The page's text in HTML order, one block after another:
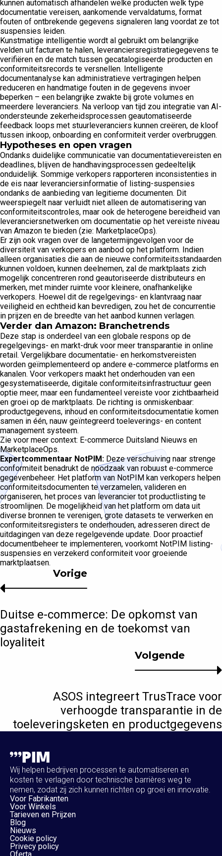
kunnen automatisch afhandelen welke producten welk type
documentatie vereisen, aankomende vervaldatums, format
fouten of ontbrekende gegevens signaleren lang voordat ze tot
suspensies leiden.
Kunstmatige intelligentie wordt al gebruikt om belangrijke
velden uit facturen te halen, leveranciersregistratiegegevens te
verifiëren en de match tussen gecatalogiseerde producten en
conformiteitsrecords te versnellen. Intelligente
documentanalyse kan administratieve vertragingen helpen
reduceren en handmatige fouten in de gegevens invoer
beperken – een belangrijke zwakte bij grote volumes en
meerdere leveranciers. Na verloop van tijd zou integratie van AI-
ondersteunde zekerheidsprocessen geautomatiseerde
feedback loops met stuurleveranciers kunnen creëren, de kloof
tussen inkoop, onboarding en conformiteit verder overbruggen.
Hypotheses en open vragen
Ondanks duidelijke communicatie van documentatievereisten en
deadlines, blijven de handhavingsprocessen gedeeltelijk
onduidelijk. Sommige verkopers rapporteren inconsistenties in
de eis naar leveranciersinformatie of listing-suspensies
ondanks de aanbieding van legitieme documenten. Dit
weerspiegelt naar verluidt niet alleen de automatisering van
conformiteitscontroles, maar ook de heterogene bereidheid van
leveranciersnetwerken om documentatie op het vereiste niveau
van Amazon te bieden (zie: MarketplaceOps).
Er zijn ook vragen over de langetermijngevolgen voor de
diversiteit van verkopers en aanbod op het platform. Indien
alleen organisaties die aan de nieuwe conformiteitsstandaarden
kunnen voldoen, kunnen deelnemen, zal de marktplaats zich
mogelijk concentreren rond geautoriseerde distributeurs en
merken, met minder ruimte voor kleinere, onafhankelijke
verkopers. Hoewel dit de regelgevings- en klantvraag naar
veiligheid en echtheid kan bevredigen, zou het de concurrentie
in prijzen en de breedte van het aanbod kunnen verlagen.
Verder dan Amazon: Branchetrends
Deze stap is onderdeel van een globale respons op de
regelgevings- en markt-druk voor meer transparantie in online
retail. Vergelijkbare documentatie- en herkomstvereisten
worden geïmplementeerd op andere e-commerce platforms en
kanalen. Voor verkopers maakt het onderhouden van een
gesystematiseerde, digitale conformiteitsinfrastructuur geen
optie meer, maar een fundamenteel vereiste voor zichtbaarheid
en groei op de marktplaats. De richting is onmiskenbaar:
productgegevens, inhoud en conformiteitsdocumentatie komen
samen in één, nauw geïntegreerd toeleverings- en content
management systeem.
Zie voor meer context: E-commerce Duitsland Nieuws en
MarketplaceOps.
Expertcommentaar NotPIM: Deze verschuiving naar strenge
conformiteit benadrukt de noodzaak van robuust e-commerce
gegevenbeheer. Het platform van NotPIM kan verkopers helpen
conformiteitsdocumenten te verzamelen, valideren en
organiseren, het proces van leverancier tot productlisting te
stroomlijnen. De mogelijkheid van het platform om data uit
diverse bronnen te verenigen, grote datasets te verwerken en
conformiteitsregisters te onderhouden, adresseren direct de
uitdagingen van deze regelgevende update. Door proactief
documentbeheer te implementeren, voorkomt NotPIM listing-
suspensies en verzekerd conformiteit voor groeiende
marktplaatsen.
Volgende
ASOS integreert TrusTrace voor
verhoogde transparantie in de
toeleveringsketen en productgegevens
Vorige
Duitse e-commerce: De opkomst van
gastafrekening en de toekomst van
loyaliteit
Wij helpen bedrijven processen te automatiseren en
kosten te verlagen door technische barrières weg te
nemen, zodat zij zich kunnen richten op groei en innovatie.
Voor Fabrikanten
Voor Winkels
Tarieven en Prijzen
Blog
Nieuws
Cookie policy
Privecy policy
Oferta